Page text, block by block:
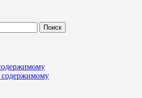
района "Культура